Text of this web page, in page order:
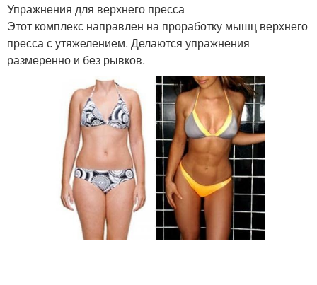
Упражнения для верхнего пресса
Этот комплекс направлен на проработку мышц верхнего
пресса с утяжелением. Делаются упражнения
размеренно и без рывков.